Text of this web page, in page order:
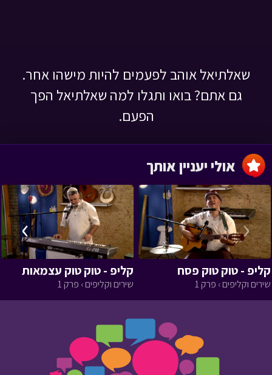
שאלתיאל אוהב לפעמים להיות מישהו אחר.
גם אתם? בואו ותגלו למה שאלתיאל הפך
הפעם.
קליפ - טוק טוק פסח
שירים וקליפים › פרק 1
קליפ - טוק טוק עצמאות
שירים וקליפים › פרק 1
‹
›